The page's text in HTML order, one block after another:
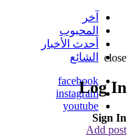
آخر
المحبوب
أحدث الأخبار
الشائع
facebook
instagram
youtube
Add post
close
Log In
Sign In